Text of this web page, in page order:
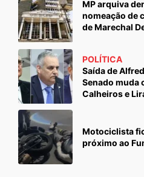
MP arquiva
nomeação de
de Marechal
POLÍTICA
Saída de
Senado muda
Calheiros e
Motociclista
próximo ao